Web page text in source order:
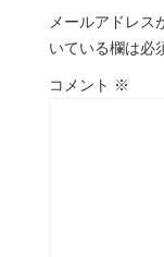
メールアドレス
いている欄は必
コメント ※